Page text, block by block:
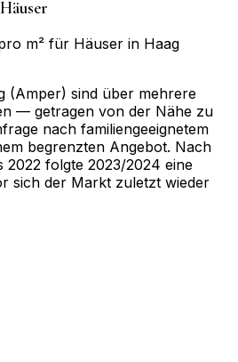
m² für Häuser in Haag
(Amper) sind über mehrere
— getragen von der Nähe zu
nach familiengeeignetem
begrenzten Angebot. Nach
2022 folgte 2023/2024 eine
sich der Markt zuletzt wieder